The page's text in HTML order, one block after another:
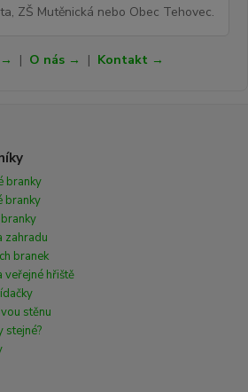
ZŠ Mutěnická nebo Obec Tehovec.
| O nás → | Kontakt →
branky
branky
zahradu
branek
veřejné hřiště
stěnu
stejné?